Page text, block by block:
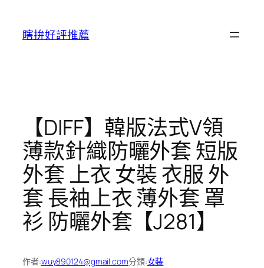
瞎拚好評推薦
【DIFF】韓版法式V領
薄款針織防曬外套 短版
外套 上衣 女裝 衣服 外
套 長袖上衣 薄外套 罩
衫 防曬外套【J281】
作者:wuy890124@gmail.com分類:女裝